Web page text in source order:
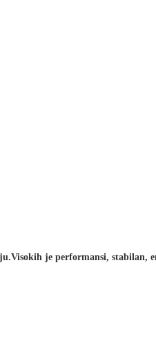
je performansi, stabilan,